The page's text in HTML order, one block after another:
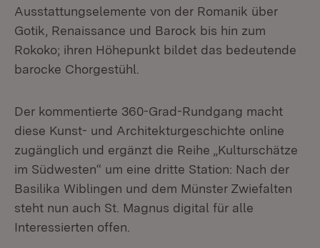
Ausstattungselemente von der Romanik über
Gotik, Renaissance und Barock bis hin zum
Rokoko; ihren Höhepunkt bildet das bedeutende
barocke Chorgestühl.
Der kommentierte 360-Grad-Rundgang macht
diese Kunst- und Architekturgeschichte online
zugänglich und ergänzt die Reihe „Kulturschätze
im Südwesten“ um eine dritte Station: Nach der
Basilika Wiblingen und dem Münster Zwiefalten
steht nun auch St. Magnus digital für alle
Interessierten offen.